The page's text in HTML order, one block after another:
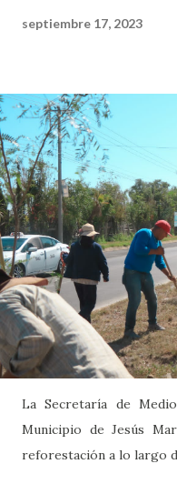
septiembre 17, 2023
La Secretaría de
Municipio de Jesús
reforestación a lo largo